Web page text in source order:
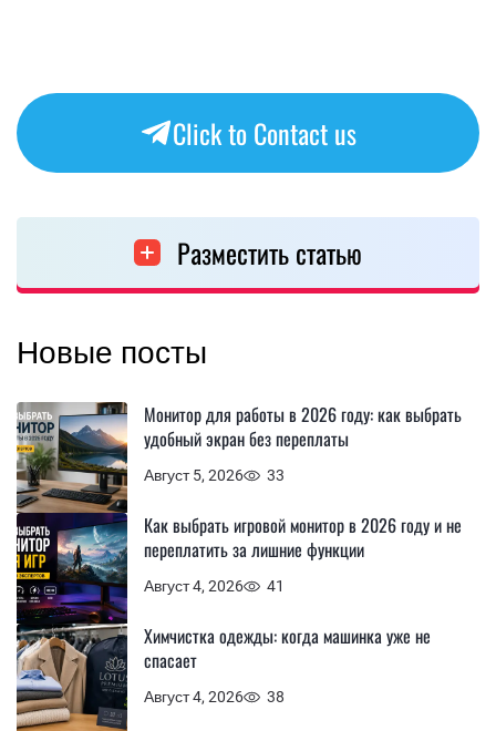
Click to Contact us
Разместить статью
Новые посты
Август 5, 2026 33
Монитор для работы в 2026 году: как выбрать
удобный экран без переплаты
Август 4, 2026 41
Как выбрать игровой монитор в 2026 году и не
переплатить за лишние функции
Август 4, 2026 38
Химчистка одежды: когда машинка уже не
спасает